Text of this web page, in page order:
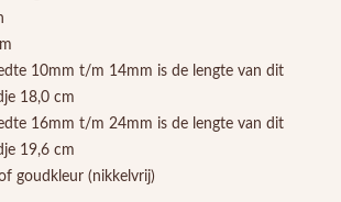
10mm t/m 14mm is de lengte van dit
18,0 cm
16mm t/m 24mm is de lengte van dit
19,6 cm
goudkleur (nikkelvrij)